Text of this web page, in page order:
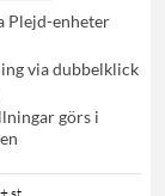
Plejd-enheter
via dubbelklick
görs i